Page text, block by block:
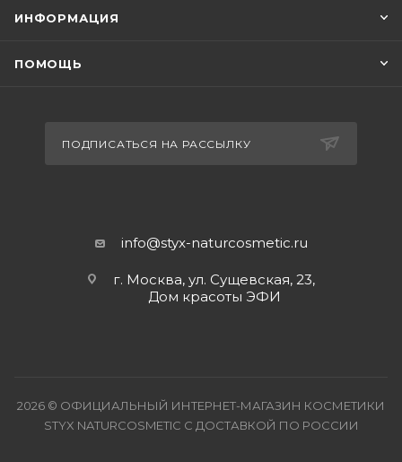
ИНФОРМАЦИЯ
ПОМОЩЬ
ПОДПИСАТЬСЯ НА РАССЫЛКУ
info@styx-naturcosmetic.ru
г. Москва, ул. Сущевская, 23,
Дом красоты ЭФИ
2026 © ОФИЦИАЛЬНЫЙ ИНТЕРНЕТ-МАГАЗИН КОСМЕТИКИ
STYX NATURCOSMETIC С ДОСТАВКОЙ ПО РОССИИ